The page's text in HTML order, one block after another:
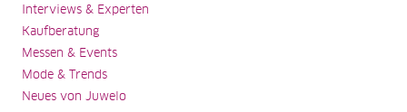
Interviews & Experten
Kaufberatung
Messen & Events
Mode & Trends
Neues von Juwelo